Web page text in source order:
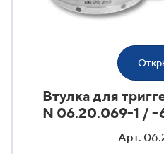
Втулка для
N 06.20.069-1 / -
Арт.